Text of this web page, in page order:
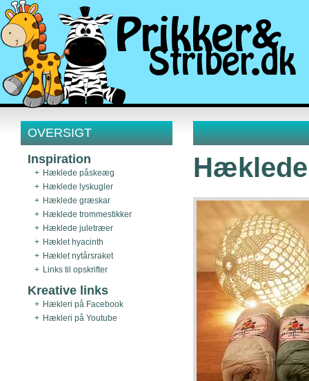
OVERSIGT
Inspiration
Hæklede påskeæg
Hæklede lyskugler
Hæklede græskar
Hæklede trommestikker
Hæklede juletræer
Hæklet hyacinth
Hæklet nytårsraket
Links til opskrifter
Kreative links
Hækleri på Facebook
Hækleri på Youtube